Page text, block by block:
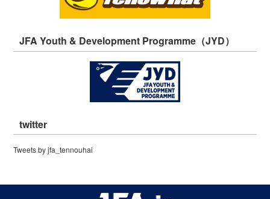
JFA Youth & Development Programme（JYD）
twitter
Tweets by jfa_tennouhai